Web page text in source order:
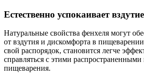
Естественно успокаивает
Натуральные свойства фенхеля могут
от вздутия и дискомфорта в
свой распорядок, становится легче
справляться с этими
пищеварения.